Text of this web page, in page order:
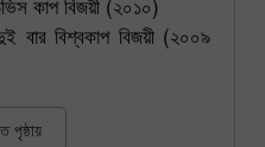
বার বিশ্বকাপ বিজয়ী (২০০৯
পৃষ্ঠায়